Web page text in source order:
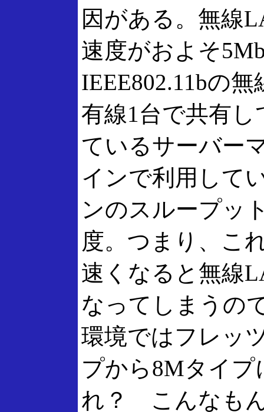
因がある。無線
速度がおよそ
IEEE802.11bの
有線1台で共有
ているサーバー
インで利用して
ンのスループッ
度。つまり、こ
速くなると無線
なってしまうの
環境ではフレッ
プから8Mタイプ
れ？ こんなも